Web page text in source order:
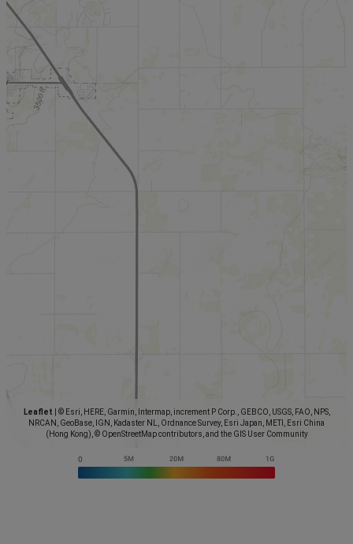
Leaflet
© Esri, HERE, Garmin, Intermap, increment P Corp., GEBCO, USGS, FAO, NPS,
NRCAN, GeoBase, IGN, Kadaster NL, Ordnance Survey, Esri Japan, METI, Esri China
(Hong Kong), © OpenStreetMap contributors, and the GIS User Community